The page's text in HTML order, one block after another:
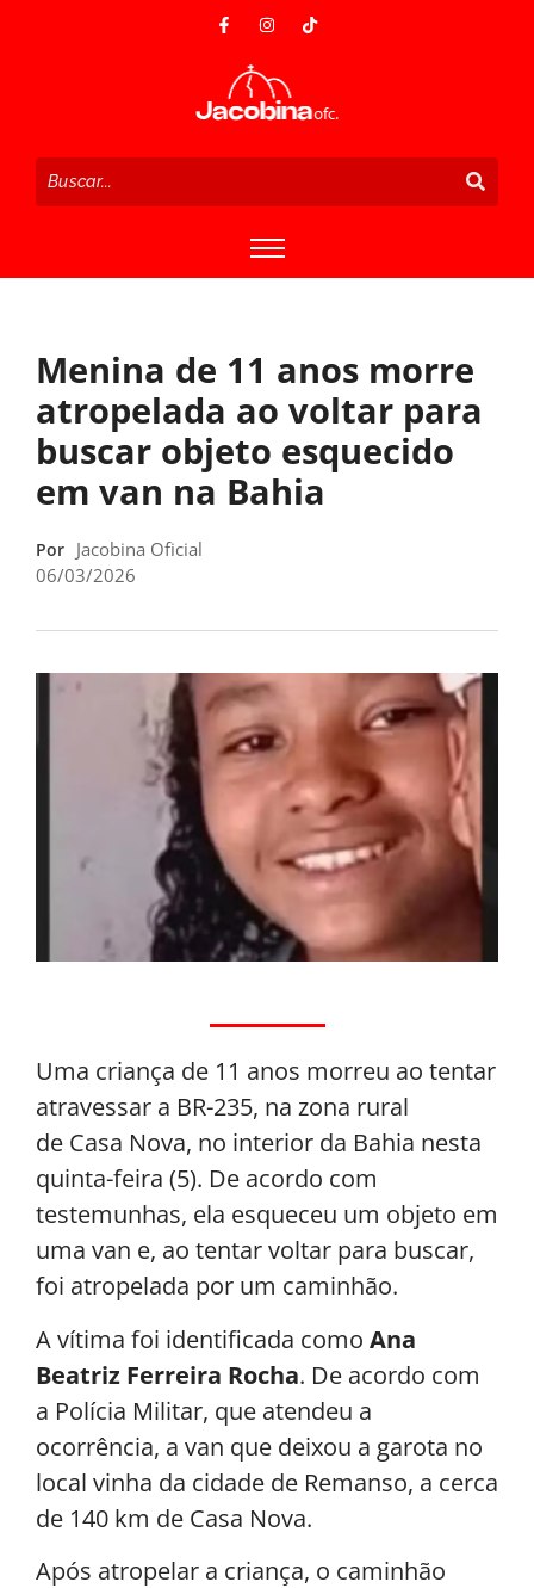
Menina de 11 anos morre
atropelada ao voltar para
buscar objeto esquecido
em van na Bahia
Por Jacobina Oficial
06/03/2026
Uma criança de 11 anos morreu ao tentar
atravessar a BR-235, na zona rural
de Casa Nova, no interior da Bahia nesta
quinta-feira (5). De acordo com
testemunhas, ela esqueceu um objeto em
uma van e, ao tentar voltar para buscar,
foi atropelada por um caminhão.
A vítima foi identificada como Ana
Beatriz Ferreira Rocha. De acordo com
a Polícia Militar, que atendeu a
ocorrência, a van que deixou a garota no
local vinha da cidade de Remanso, a cerca
de 140 km de Casa Nova.
Após atropelar a criança, o caminhão